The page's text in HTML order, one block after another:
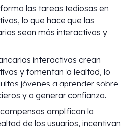
las tareas tediosas en
lo que hace que las
sean más interactivas y
interactivas crean
y fomentan la lealtad, lo
jóvenes a aprender sobre
y a generar confianza.
amplifican la
de los usuarios, incentivan